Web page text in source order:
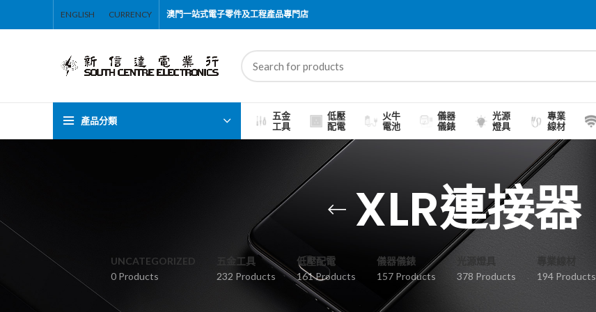
ENGLISH CURRENCY 澳門一站式電子零件及工程產品專門店
產品分類
五金
工具
低壓
配電
火牛
電池
儀器
儀錶
光源
燈具
專業
線材
XLR連接器
UNCATEGORIZED
0 Products
五金工具
232 Products
低壓配電
161 Products
儀器儀錶
157 Products
光源燈具
378 Products
專業線材
194 Products